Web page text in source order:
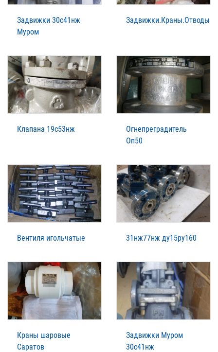
Задвижки 30с41нж
Муром
Задвижки.Краны.Отводы
Клапана 19с53нж
Огнепреградитель
Оп50
Вентиля игольчатые 31нж77нж ду15ру160
Краны шаровые
Саратов
Задвижки Муром
30с41нж